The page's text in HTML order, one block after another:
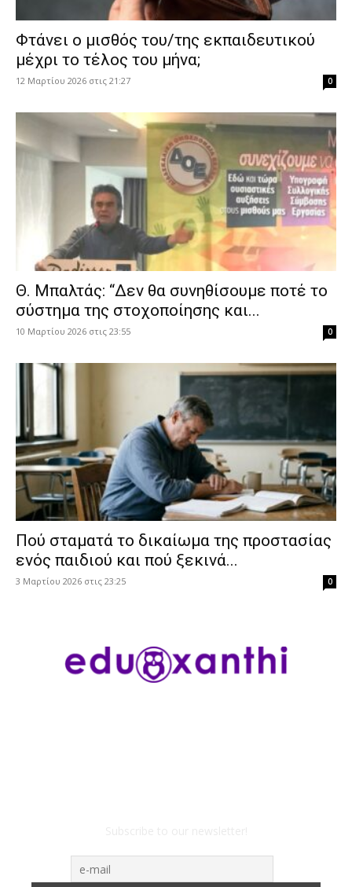
Φτάνει ο μισθός του/της εκπαιδευτικού
μέχρι το τέλος του μήνα;
12 Μαρτίου 2026 στις 21:27 0
Θ. Μπαλτάς: “Δεν θα συνηθίσουμε ποτέ το
σύστημα της στοχοποίησης και...
10 Μαρτίου 2026 στις 23:55 0
Πού σταματά το δικαίωμα της προστασίας
ενός παιδιού και πού ξεκινά...
3 Μαρτίου 2026 στις 23:25 0